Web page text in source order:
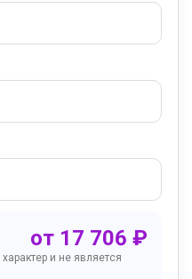
от 17 706 ₽
и не является